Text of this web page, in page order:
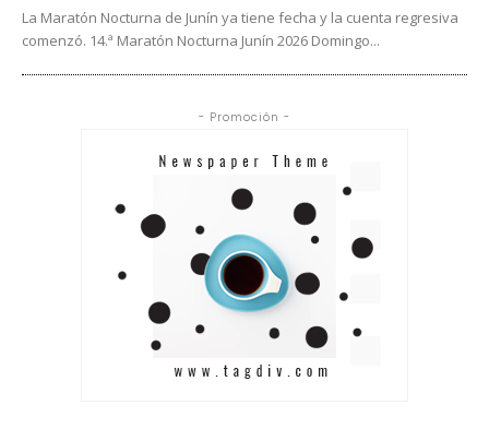
La Maratón Nocturna de Junín ya tiene fecha y la cuenta regresiva
comenzó. 14.ª Maratón Nocturna Junín 2026 Domingo...
- Promoción -